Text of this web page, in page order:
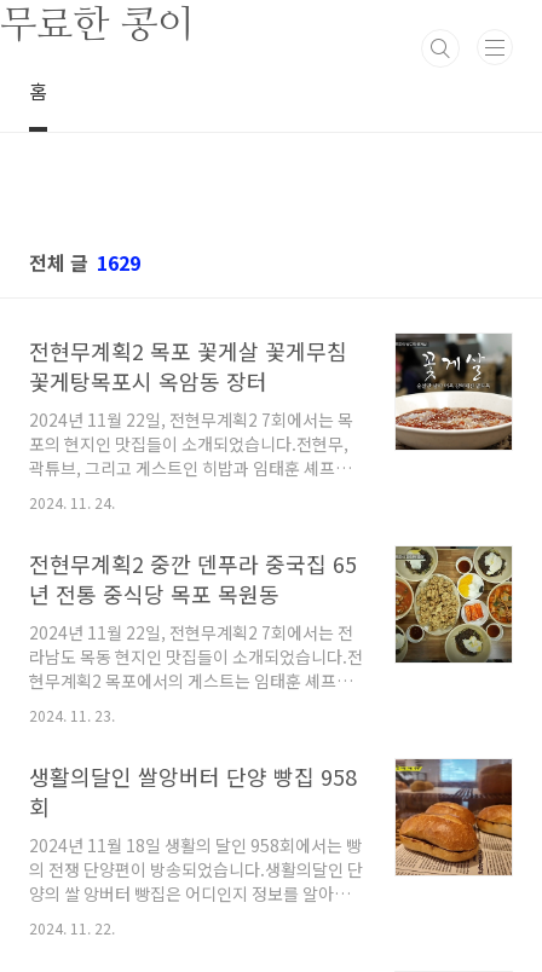
본문 바로가기
무료한 콩이
홈
전체 글 1629
전현무계획2 목포 꽃게살 꽃게무침
꽃게탕목포시 옥암동 장터
2024년 11월 22일, 전현무계획2 7회에서는 목
포의 현지인 맛집들이 소개되었습니다.전현무,
곽튜브, 그리고 게스트인 히밥과 임태훈 셰프는
꽃게살과 꽃게무침, 꽃게탕을 먹으러 목포시 옥
암동으로 향했습니다.전현무계획2 목포 꽃게살
다. 전현무계획2 목포시 꽃게살 이번에 전현무가
이들을 이끈 곳은 간편하게 꽃게를 먹을 수 있는
식당이었습니다.바로 꽃게를 손으로 직접 바르지
않아도 먹을 수 있는 꽃게 요리 전문점이었어
요. 꽃게살 비빔밥과 어울리는 각종 반찬들이 나
왔습니다.숙주무침, 콩나물무침, 양배추무침은
게장 비빔밥에 넣어 먹을 수 있도록 항상 나온다
에 무쳐서 나온..
2024. 11. 24.
전현무계획2 중깐 덴푸라 중국집 65
년 전통 중식당 목포 목원동
2024년 11월 22일, 전현무계획2 7회에서는 전
라남도 목동 현지인 맛집들이 소개되었습니다.전
현무계획2 목포에서의 게스트는 임태훈 셰프와
먹방 유튜버 히밥이었습니다.전현무계획2 목포
65년 전통 중식당 중깐 맛집 중국집은 어디인지
깐 목포 현지인 추천을 받아 찾아간 이 중국집은
65년 전통의 중식당이었습니다.이곳은 중깐을
주문하면 짜장면과 탕수육이 서비스로 나온다고
합니다.이거 완전 가성비 최고인데요? 이곳에서
생소한 메뉴인 덴푸라라는 메뉴를 볼 수있었는데
요. 보통 덴뿌라 (덴푸라)라고 하면 일본의 튀김
을 떠올리게 되는데요.이곳 중식당에서는 양념
2024. 11. 23.
생활의달인 쌀앙버터 단양 빵집 958
회
2024년 11월 18일 생활의 달인 958회에서는 빵
의 전쟁 단양편이 방송되었습니다.생활의달인 단
양의 쌀 앙버터 빵집은 어디인지 정보를 알아보
았습니다. 생활의 달인 단양 쌀 앙버터 이번에 찾
아간 곳은 단양입니다.생활의 달인에서 찾아간
2024. 11. 22.